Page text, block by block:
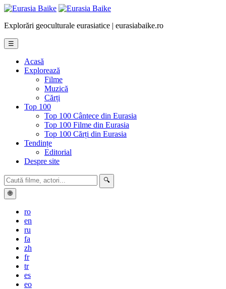
Explorări geoculturale eurasiatice | eurasiabaike.ro
☰
Acasă
Explorează
Filme
Muzică
Cărți
Top 100
Top 100 Cântece din Eurasia
Top 100 Filme din Eurasia
Top 100 Cărți din Eurasia
Tendințe
Editorial
Despre site
🔍
🌐
ro
en
ru
fa
zh
fr
tr
es
eo